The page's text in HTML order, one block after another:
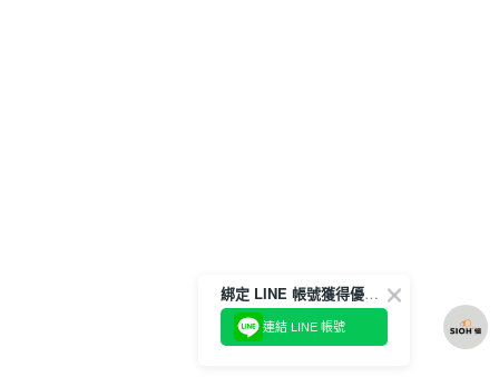
綁定 LINE 帳號獲得優惠券！
連結 LINE 帳號